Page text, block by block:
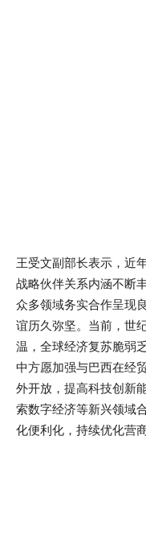
王受文副部长表示，近
战略伙伴关系内涵不断
众多领域务实合作呈现
谊历久弥坚。当前，世
温，全球经济复苏脆弱
中方愿加强与巴西在经
外开放，提高科技创新
索数字经济等新兴领域
化便利化，持续优化营